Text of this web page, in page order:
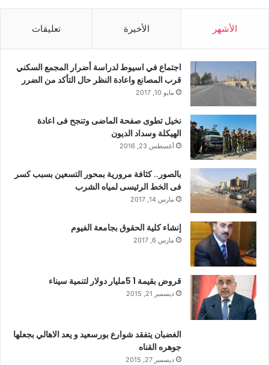
الأشهر الأخيرة تعليقات
اجتماع في اسيوط لدراسة أضرار المجمع السكني
قرب المصانع واعادة النظر حال التأكد من الضرر
مايو 10, 2017
نخيل تطوى صفحة الماضى وتنجح فى اعادة
الهيكلة وسداد الديون
أغسطس 23, 2016
بالصور.. كثافة مرورية بمحور التسعين بسبب كسر
فى الخط الرئيسى لمياه الشرب
مارس 14, 2017
إنشاء كلية الحقوق بجامعة الفيوم
مارس 6, 2017
قروض بقيمة 1 5مليار دولار لتنمية سيناء
ديسمبر 21, 2015
الغضبان يتفقد شوارع بورسعيد و يعد الاهالي بجعلها
جوهره القناه
ديسمبر 27, 2015